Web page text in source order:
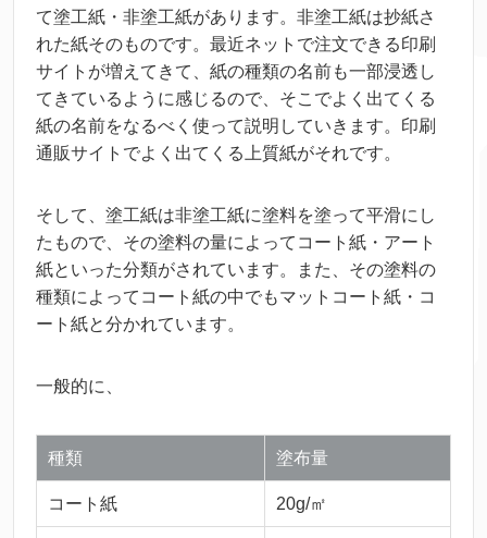
て塗工紙 ・ 非塗工紙があります。 非塗工紙は抄紙さ
れた紙そのものです。 最近ネットで注文できる印刷
サイトが増 えてきて、 紙の種類の名前も一部浸透 し
てきているように感じるので、そこでよく 出てくる
紙の名前をなるべく 使って説明 していきます。 印刷
通販サイトでよく 出てくる 上質紙がそれです。
そして、 塗工紙は非塗工紙に塗料を塗って平滑にし
たもので、その塗料の量によってコート 紙 ・アート
紙といった分類がされています。また、その塗料の
種類によってコート 紙の中でもマットコート 紙 ・コ
ート 紙と分かれています。
一般的に、
種類 塗布量
コート 紙 20g/㎡